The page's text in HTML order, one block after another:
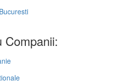
Companii: